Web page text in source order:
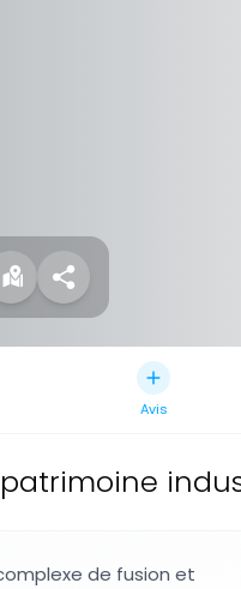
Avis
de fusion et